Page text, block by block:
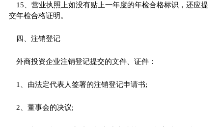
15、营业执照上如没有贴上一年度的年检合格标识，还应提
交年检合格证明。
四、注销登记
外商投资企业注销登记提交的文件、证件：
1、由法定代表人签署的注销登记申请书;
2、董事会的决议;